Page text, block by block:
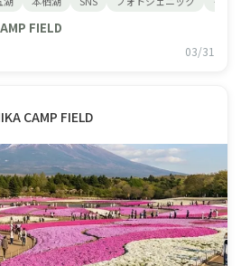
「マックダニエルクッション」
ーズ」、そして白や紫など7品種
の富士山との鮮やかな
FIELD
03/31
CAMP FIELD